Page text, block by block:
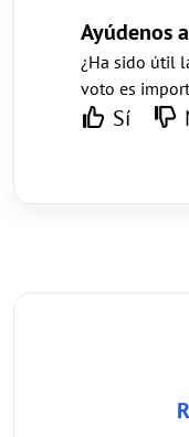
Ayúdenos
¿Ha sido útil
voto es
Sí